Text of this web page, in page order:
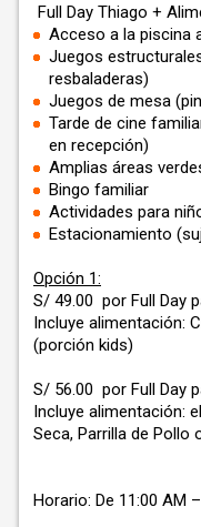
Full Day Thiago +
Acceso a la piscina
Juegos
resbaladeras)
Juegos de mesa
Tarde de cine
en recepción)
Amplias áreas
Bingo familiar
Actividades para
Estacionamiento
Opción 1:
S/ 49.00 por Full Day
Incluye alimentación:
(porción kids)
S/ 56.00 por Full Day
Incluye alimentación:
Seca, Parrilla de Pollo
Horario: De 11:00 AM